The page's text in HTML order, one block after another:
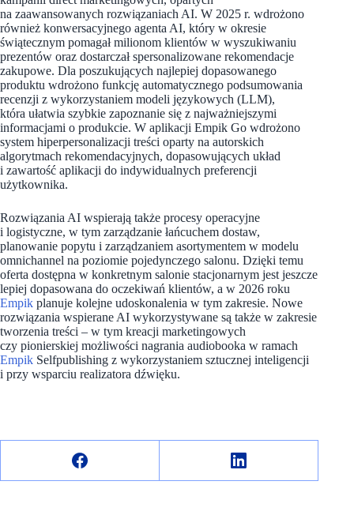
na zaawansowanych rozwiązaniach AI. W 2025 r. wdrożono
również konwersacyjnego agenta AI, który w okresie
świątecznym pomagał milionom klientów w wyszukiwaniu
prezentów oraz dostarczał spersonalizowane rekomendacje
zakupowe. Dla poszukujących najlepiej dopasowanego
produktu wdrożono funkcję automatycznego podsumowania
recenzji z wykorzystaniem modeli językowych (LLM),
która ułatwia szybkie zapoznanie się z najważniejszymi
informacjami o produkcie. W aplikacji Empik Go wdrożono
system hiperpersonalizacji treści oparty na autorskich
algorytmach rekomendacyjnych, dopasowujących układ
i zawartość aplikacji do indywidualnych preferencji
użytkownika.
Rozwiązania AI wspierają także procesy operacyjne
i logistyczne, w tym zarządzanie łańcuchem dostaw,
planowanie popytu i zarządzaniem asortymentem w modelu
omnichannel na poziomie pojedynczego salonu. Dzięki temu
oferta dostępna w konkretnym salonie stacjonarnym jest jeszcze
lepiej dopasowana do oczekiwań klientów, a w 2026 roku
Empik planuje kolejne udoskonalenia w tym zakresie. Nowe
rozwiązania wspierane AI wykorzystywane są także w zakresie
tworzenia treści – w tym kreacji marketingowych
czy pionierskiej możliwości nagrania audiobooka w ramach
Empik Selfpublishing z wykorzystaniem sztucznej inteligencji
i przy wsparciu realizatora dźwięku.